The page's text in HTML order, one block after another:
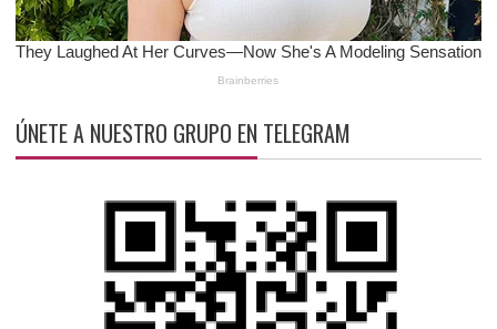
ÚNETE A NUESTRO GRUPO EN TELEGRAM